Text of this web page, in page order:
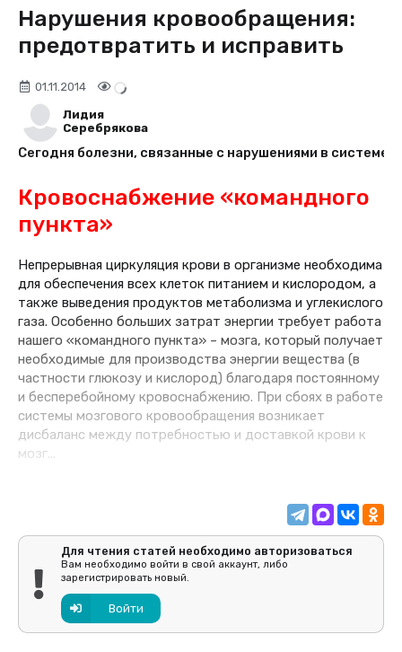
Нарушения кровообращения:
предотвратить и исправить
01.11.2014
Лидия
Серебрякова
Сегодня болезни, связанные с нарушениями в
Кровоснабжение «командного
пункта»
Непрерывная циркуляция крови в организме необходима
для обеспечения всех клеток питанием и кислородом, а
также выведения продуктов метаболизма и углекислого
газа. Особенно больших затрат энергии требует работа
нашего «командного пункта» – мозга, который получает
необходимые для производства энергии вещества (в
частности глюкозу и кислород) благодаря постоянному
и бесперебойному кровоснабжению. При сбоях в работе
системы мозгового кровообращения возникает
дисбаланс между потребностью и доставкой крови к
мозг...
Для чтения статей необходимо авторизоваться
Вам необходимо войти в свой аккаунт, либо
зарегистрировать новый.
Войти